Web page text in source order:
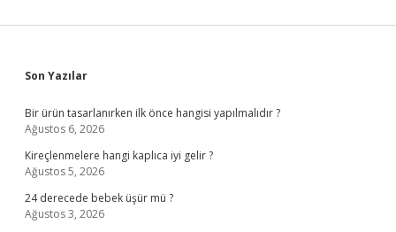
Sidebar
Son Yazılar
Bir ürün tasarlanırken ilk önce hangisi yapılmalıdır ?
Ağustos 6, 2026
Kireçlenmelere hangi kaplıca iyi gelir ?
Ağustos 5, 2026
24 derecede bebek üşür mü ?
Ağustos 3, 2026